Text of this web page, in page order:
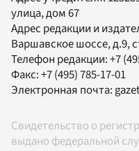
улица, дом 67
Адрес редакции и
Варшавское шоссе, д.9,
Телефон редакции:+7
Факс:+7 (495) 785-17-01
Электронная почта:
Свидетельство о
выдано федеральной